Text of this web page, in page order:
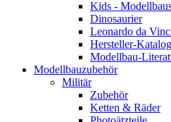
Kids -
Dinosaurier
Leonardo da
Hersteller-
Modellbau-
Modellbauzubehör
Militär
Zubehör
Ketten & Räder